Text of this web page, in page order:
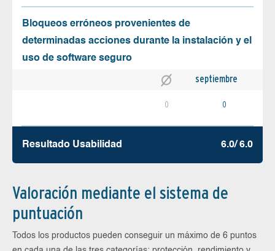
Bloqueos erróneos provenientes de
determinadas acciones durante la instalación y el
uso de software seguro
septiembre
0 0
Resultado Usabilidad 6.0/ 6.0
Valoración mediante el sistema de
puntuación
Todos los productos pueden conseguir un máximo de 6 puntos